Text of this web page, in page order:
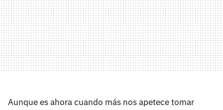
Aunque es ahora cuando más nos apetece tomar